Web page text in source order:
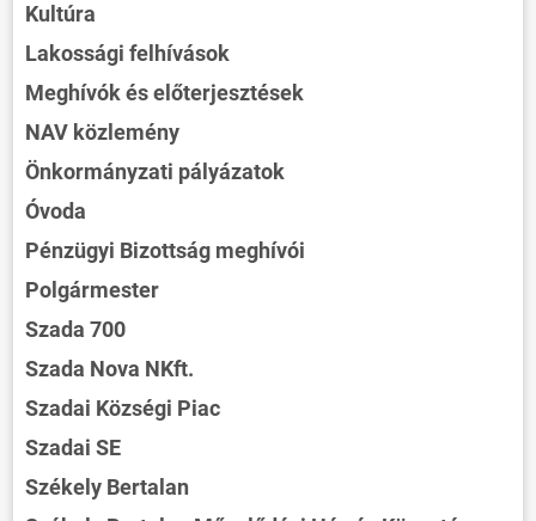
Kultúra
Lakossági felhívások
Meghívók és előterjesztések
NAV közlemény
Önkormányzati pályázatok
Óvoda
Pénzügyi Bizottság meghívói
Polgármester
Szada 700
Szada Nova NKft.
Szadai Községi Piac
Szadai SE
Székely Bertalan